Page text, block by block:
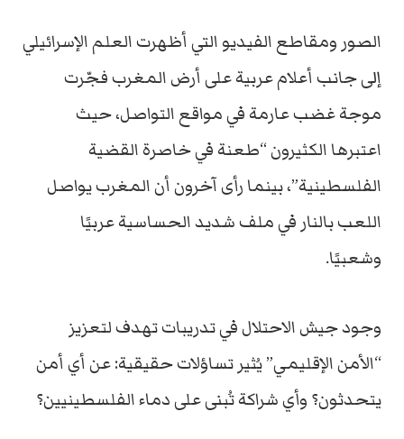
الصور ومقاطع الفيديو التيأظهرتالعلمالإسرائيلي
إلىجانبأعلامعربيةعلىأرضالمغربفجّرت
موجةغضبعارمةفيمواقع التواصل،حيث
اعتبرها الكثيرون “طعنةفيخاصرةالقضية
الفلسطينية”،بينما رأىآخرونأنالمغربيواصل
اللعببالنار فيملفشديدالحساسيةعربيًا
وشعبيًا.
وجودجيشالاحتلالفيتدريباتتهدفلتعزيز
“الأمنالإقليمي”يُثير تساؤلاتحقيقية:عنأيأمن
يتحدثون؟ وأيشراكةتُبنىعلىدماءالفلسطينيين؟